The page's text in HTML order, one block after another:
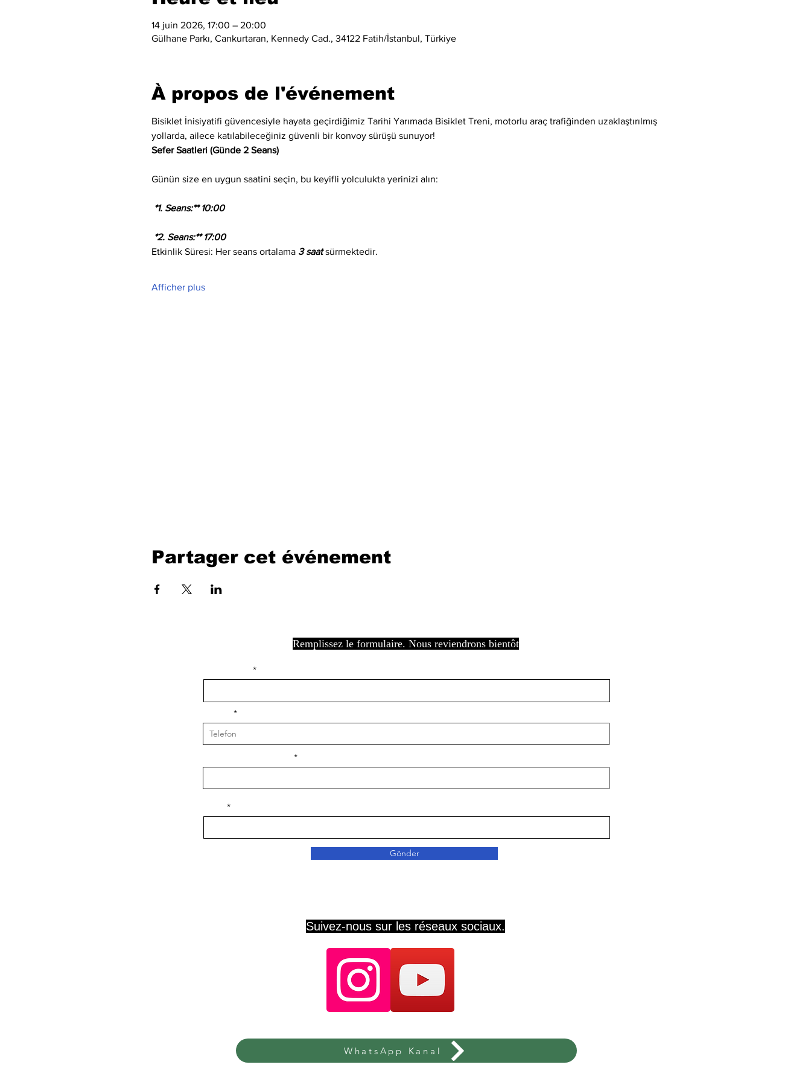
14 juin 2026, 17:00 – 20:00
Gülhane Parkı, Cankurtaran, Kennedy Cad., 34122 Fatih/İstanbul, Türkiye
À propos de l'événement
Bisiklet İnisiyatifi güvencesiyle hayata geçirdiğimiz Tarihi Yarımada Bisiklet Treni, motorlu araç trafiğinden uzaklaştırılmış
yollarda, ailece katılabileceğiniz güvenli bir konvoy sürüşü sunuyor!
Sefer Saatleri (Günde 2 Seans)
Günün size en uygun saatini seçin, bu keyifli yolculukta yerinizi alın:
*1. Seans:** 10:00
*2. Seans:** 17:00
Etkinlik Süresi: Her seans ortalama 3 saat sürmektedir.
Afficher plus
Partager cet événement
Remplissez le formulaire. Nous reviendrons bientôt
Gönder
Suivez-nous sur les réseaux sociaux.
WhatsApp Kanal